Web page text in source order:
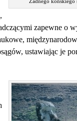
zapewne o
ustawiając je